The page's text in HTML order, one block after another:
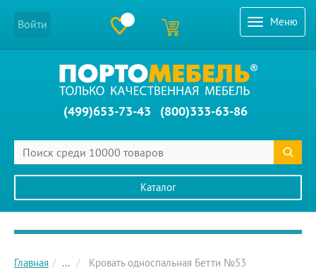
Меню
Войти
(499)653-73-43 (800)333-63-86
Каталог
Главное меню сайта
Главная ... Кровать односпальная Бетти №53